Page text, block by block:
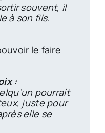
souvent, il
à son fils.
le faire
:
pourrait
juste pour
elle se